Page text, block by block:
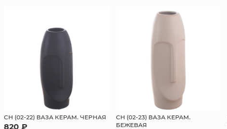
СН (02-22) ВАЗА КЕРАМ. ЧЕРНАЯ
820 ₽
СН (02-23) ВАЗА КЕРАМ.
БЕЖЕВАЯ